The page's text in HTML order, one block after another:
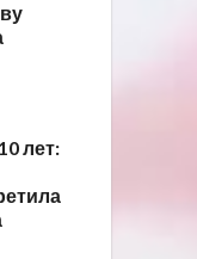
лет: